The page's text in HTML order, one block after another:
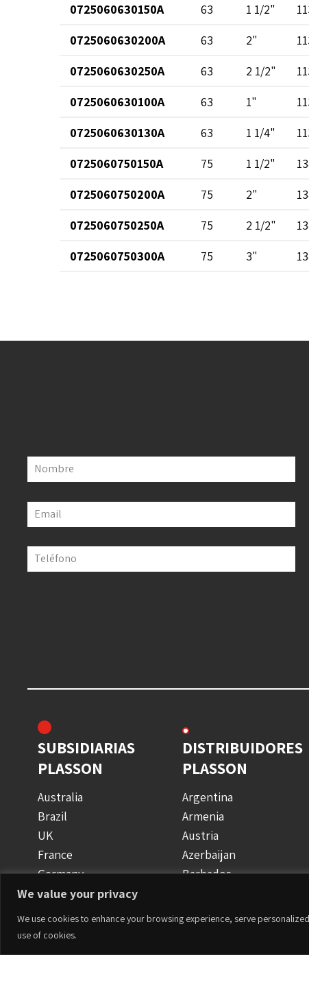
We value your privacy
We use cookies to enhance your browsing experience, serve
use of cookies.
0725060630150A
63 1 1/2"
0725060630200A
63 2"
0725060630250A
63 2 1/2"
0725060630100A
63 1"
0725060630130A
63 1 1/4"
0725060750150A
75 1 1/2"
0725060750200A
75 2"
0725060750250A
75 2 1/2"
0725060750300A
75 3"
Nombre
Email
Teléfono
SUBSIDIARIAS
PLASSON
Australia
Brazil
UK
France
Germany
Israel
Poland
Romania
DISTRIBUIDORES
PLASSON
Argentina
Armenia
Austria
Azerbaijan
Barbados
Canada
China